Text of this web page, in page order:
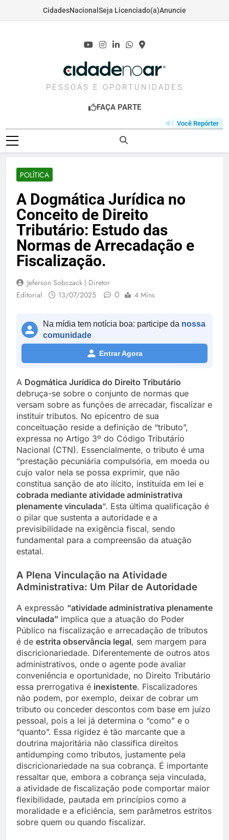
CidadesNacional Seja Licenciado(a)Anuncie
CIDADENOAR.COM
PESSOAS E OPORTUNIDADES
FAÇA PARTE
Você Repórter
POLÍTICA
A Dogmática Jurídica no
Conceito de Direito
Tributário: Estudo das
Normas de Arrecadação e
Fiscalização.
Jeferson Sobczack | Diretor
Editorial
13/07/2025 0 4 Mins
Na mídia tem notícia boa: participe da nossa
comunidade
Entrar Agora
A Dogmática Jurídica do Direito Tributário
debruça-se sobre o conjunto de normas que
versam sobre as funções de arrecadar, fiscalizar e
instituir tributos. No epicentro de sua
conceituação reside a definição de “tributo”,
expressa no Artigo 3º do Código Tributário
Nacional (CTN). Essencialmente, o tributo é uma
“prestação pecuniária compulsória, em moeda ou
cujo valor nela se possa exprimir, que não
constitua sanção de ato ilícito, instituída em lei e
cobrada mediante atividade administrativa
plenamente vinculada“. Esta última qualificação é
o pilar que sustenta a autoridade e a
previsibilidade na exigência fiscal, sendo
fundamental para a compreensão da atuação
estatal.
A Plena Vinculação na Atividade
Administrativa: Um Pilar de Autoridade
A expressão “atividade administrativa plenamente
vinculada” implica que a atuação do Poder
Público na fiscalização e arrecadação de tributos
é de estrita observância legal, sem margem para
discricionariedade. Diferentemente de outros atos
administrativos, onde o agente pode avaliar
conveniência e oportunidade, no Direito Tributário
essa prerrogativa é inexistente. Fiscalizadores
não podem, por exemplo, deixar de cobrar um
tributo ou conceder descontos com base em juízo
pessoal, pois a lei já determina o “como” e o
“quanto”. Essa rigidez é tão marcante que a
doutrina majoritária não classifica direitos
antidumping como tributos, justamente pela
discricionariedade na sua cobrança. É importante
ressaltar que, embora a cobrança seja vinculada,
a atividade de fiscalização pode comportar maior
flexibilidade, pautada em princípios como a
moralidade e a eficiência, sem parâmetros estritos
sobre quem ou quando fiscalizar.